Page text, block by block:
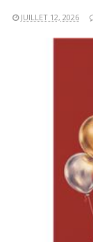
JUILLET 12, 2026